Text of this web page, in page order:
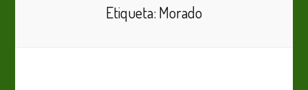
Etiqueta: Morado